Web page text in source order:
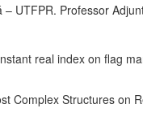
UTFPR. Professor
real index on flag
Complex Structures on